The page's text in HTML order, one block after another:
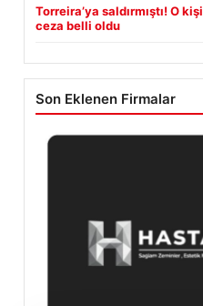
Torreira’ya saldırmıştı! O
ceza belli oldu
Son Eklenen Firmalar